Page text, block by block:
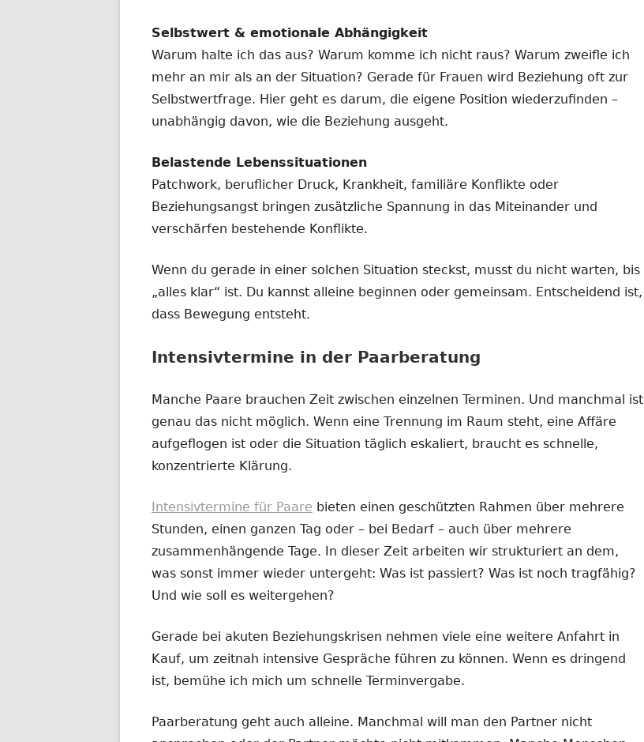
Selbstwert & emotionale Abhängigkeit
Warum halte ich das aus? Warum komme ich nicht raus? Warum zweifle ich
mehr an mir als an der Situation? Gerade für Frauen wird Beziehung oft zur
Selbstwertfrage. Hier geht es darum, die eigene Position wiederzufinden –
unabhängig davon, wie die Beziehung ausgeht.
Belastende Lebenssituationen
Patchwork, beruflicher Druck, Krankheit, familiäre Konflikte oder
Beziehungsangst bringen zusätzliche Spannung in das Miteinander und
verschärfen bestehende Konflikte.
Wenn du gerade in einer solchen Situation steckst, musst du nicht warten, bis
„alles klar“ ist. Du kannst alleine beginnen oder gemeinsam. Entscheidend ist,
dass Bewegung entsteht.
Intensivtermine in der Paarberatung
Manche Paare brauchen Zeit zwischen einzelnen Terminen. Und manchmal ist
genau das nicht möglich. Wenn eine Trennung im Raum steht, eine Affäre
aufgeflogen ist oder die Situation täglich eskaliert, braucht es schnelle,
konzentrierte Klärung.
Intensivtermine für Paare bieten einen geschützten Rahmen über mehrere
Stunden, einen ganzen Tag oder – bei Bedarf – auch über mehrere
zusammenhängende Tage. In dieser Zeit arbeiten wir strukturiert an dem,
was sonst immer wieder untergeht: Was ist passiert? Was ist noch tragfähig?
Und wie soll es weitergehen?
Gerade bei akuten Beziehungskrisen nehmen viele eine weitere Anfahrt in
Kauf, um zeitnah intensive Gespräche führen zu können. Wenn es dringend
ist, bemühe ich mich um schnelle Terminvergabe.
Paarberatung geht auch alleine. Manchmal will man den Partner nicht